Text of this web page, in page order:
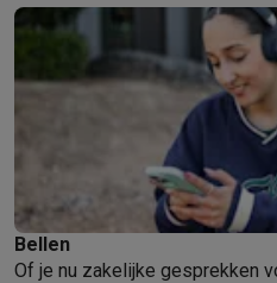
Bellen
Of je nu zakelijke gesprekken